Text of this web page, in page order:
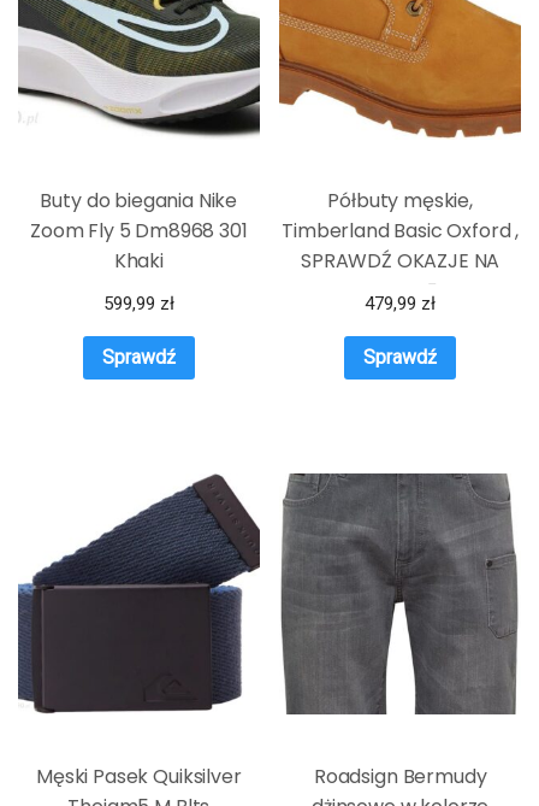
Buty do biegania Nike
Zoom Fly 5 Dm8968 301
Khaki
599,99 zł
Sprawdź
Półbuty męskie,
Timberland Basic Oxford ,
SPRAWDŹ OKAZJE NA
WIOSNĘ
479,99 zł
Sprawdź
Męski Pasek Quiksilver
Roadsign Bermudy